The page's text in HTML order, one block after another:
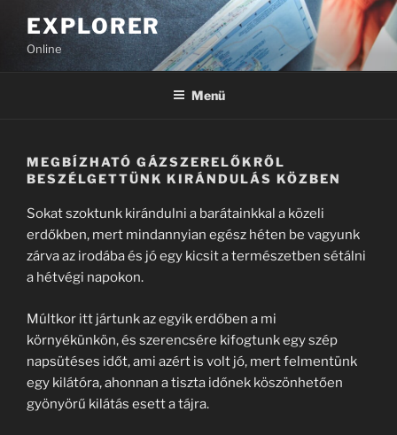
EXPLORER
Online
Menü
MEGBÍZHATÓ GÁZSZERELŐKRŐL
BESZÉLGETTÜNK KIRÁNDULÁS KÖZBEN
Sokat szoktunk kirándulni a barátainkkal a közeli
erdőkben, mert mindannyian egész héten be vagyunk
zárva az irodába és jó egy kicsit a természetben sétálni
a hétvégi napokon.
Múltkor itt jártunk az egyik erdőben a mi
környékünkön, és szerencsére kifogtunk egy szép
napsütéses időt, ami azért is volt jó, mert felmentünk
egy kilátóra, ahonnan a tiszta időnek köszönhetően
gyönyörű kilátás esett a tájra.